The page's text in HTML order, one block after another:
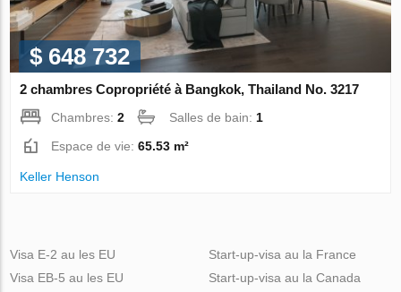
$ 648 732
2 chambres Copropriété à Bangkok, Thailand No. 3217
Chambres:2 Salles de bain: 1
Espace de vie:65.53 m²
Keller Henson
Visa E-2 au les EU
Visa EB-5 au les EU
Start-up-visa au la France
Start-up-visa au la Canada